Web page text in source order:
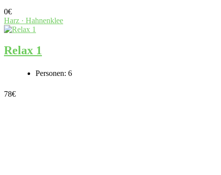
0€
Harz · Hahnenklee
Relax 1
Personen: 6
78€